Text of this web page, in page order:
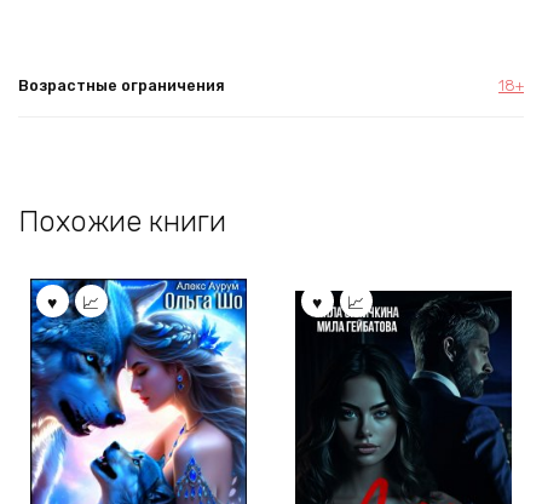
Возрастные ограничения 18+
Похожие книги